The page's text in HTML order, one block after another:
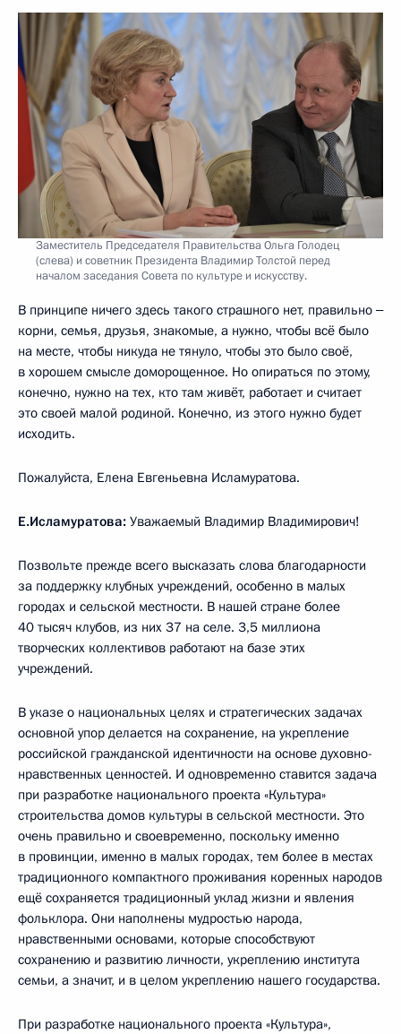
Заместитель Председателя Правительства Ольга Голодец
(слева) и советник Президента Владимир Толстой перед
началом заседания Совета по культуре и искусству.
В принципе ничего здесь такого страшного нет, правильно ‒
корни, семья, друзья, знакомые, а нужно, чтобы всё было
на месте, чтобы никуда не тянуло, чтобы это было своё,
в хорошем смысле доморощенное. Но опираться по этому,
конечно, нужно на тех, кто там живёт, работает и считает
это своей малой родиной. Конечно, из этого нужно будет
исходить.
Пожалуйста, Елена Евгеньевна Исламуратова.
Е.Исламуратова: Уважаемый Владимир Владимирович!
Позвольте прежде всего высказать слова благодарности
за поддержку клубных учреждений, особенно в малых
городах и сельской местности. В нашей стране более
40 тысяч клубов, из них 37 на селе. 3,5 миллиона
творческих коллективов работают на базе этих
учреждений.
В указе о национальных целях и стратегических задачах
основной упор делается на сохранение, на укрепление
российской гражданской идентичности на основе духовно-
нравственных ценностей. И одновременно ставится задача
при разработке национального проекта «Культура»
строительства домов культуры в сельской местности. Это
очень правильно и своевременно, поскольку именно
в провинции, именно в малых городах, тем более в местах
традиционного компактного проживания коренных народов
ещё сохраняется традиционный уклад жизни и явления
фольклора. Они наполнены мудростью народа,
нравственными основами, которые способствуют
сохранению и развитию личности, укреплению института
семьи, а значит, и в целом укреплению нашего государства.
При разработке национального проекта «Культура»,